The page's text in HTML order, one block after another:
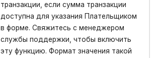
транзакции, если сумма транзакции
доступна для указания Плательщиком
в форме. Свяжитесь с менеджером
службы поддержки, чтобы включить
эту функцию. Формат значения такой